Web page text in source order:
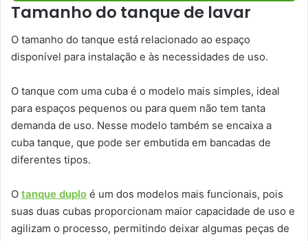
Tamanho do tanque de lavar
O tamanho do tanque está relacionado ao espaço
disponível para instalação e às necessidades de uso.
O tanque com uma cuba é o modelo mais simples, ideal
para espaços pequenos ou para quem não tem tanta
demanda de uso. Nesse modelo também se encaixa a
cuba tanque, que pode ser embutida em bancadas de
diferentes tipos.
O tanque duplo é um dos modelos mais funcionais, pois
suas duas cubas proporcionam maior capacidade de uso e
agilizam o processo, permitindo deixar algumas peças de